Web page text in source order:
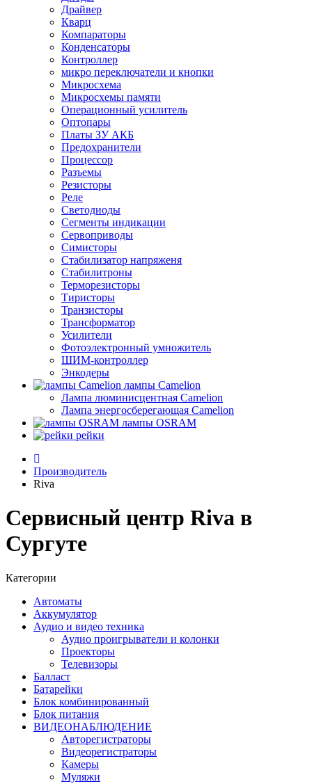
Драйвер
Кварц
Компараторы
Конденсаторы
Контроллер
микро переключатели и кнопки
Микросхема
Микросхемы памяти
Операционный усилитель
Оптопары
Платы ЗУ АКБ
Предохранители
Процессор
Разъемы
Резисторы
Реле
Светодиоды
Сегменты индикации
Сервоприводы
Симисторы
Стабилизатор напряженя
Стабилитроны
Терморезисторы
Тиристоры
Транзисторы
Трансформатор
Усилители
Фотоэлектронный умножитель
ШИМ-контроллер
Энкодеры
лампы Camelion
Лампа люминисцентная Сamelion
Лампа энергосберегающая Сamelion
лампы OSRAM
рейки
Производитель
Riva
Сервисный центр Riva в
Сургуте
Категории
Автоматы
Аккумулятор
Аудио и видео техника
Аудио проигрыватели и колонки
Проекторы
Телевизоры
Балласт
Батарейки
Блок комбинированный
Блок питания
ВИДЕОНАБЛЮДЕНИЕ
Авторегистраторы
Видеорегистраторы
Камеры
Муляжи